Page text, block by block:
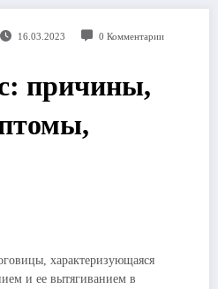
16.03.2023 0 Комментарии
причины,
характеризующаяся
и ее вытягиванием в